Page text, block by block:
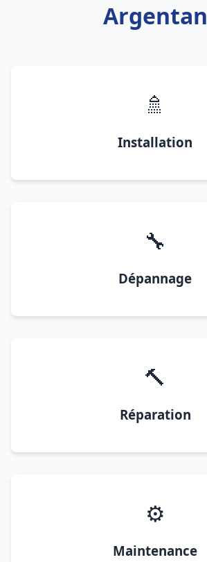
Argentan
🚿
Installation
🔧
Dépannage
🔨
Réparation
⚙️
Maintenance